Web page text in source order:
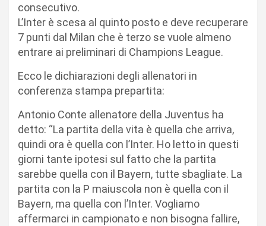
consecutivo.
L’Inter è scesa al quinto posto e deve recuperare
7 punti dal Milan che è terzo se vuole almeno
entrare ai preliminari di Champions League.
Ecco le dichiarazioni degli allenatori in
conferenza stampa prepartita:
Antonio Conte allenatore della Juventus ha
detto: “La partita della vita è quella che arriva,
quindi ora è quella con l’Inter. Ho letto in questi
giorni tante ipotesi sul fatto che la partita
sarebbe quella con il Bayern, tutte sbagliate. La
partita con la P maiuscola non è quella con il
Bayern, ma quella con l’Inter. Vogliamo
affermarci in campionato e non bisogna fallire,